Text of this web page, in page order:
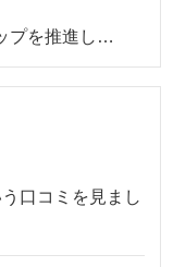
プを推進し…
口コミを見まし